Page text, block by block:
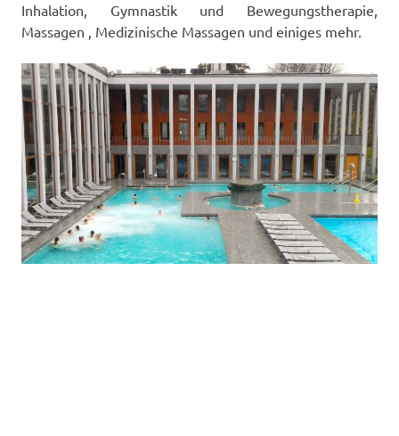
Inhalation, Gymnastik und Bewegungstherapie,
Massagen , Medizinische Massagen und einiges mehr.